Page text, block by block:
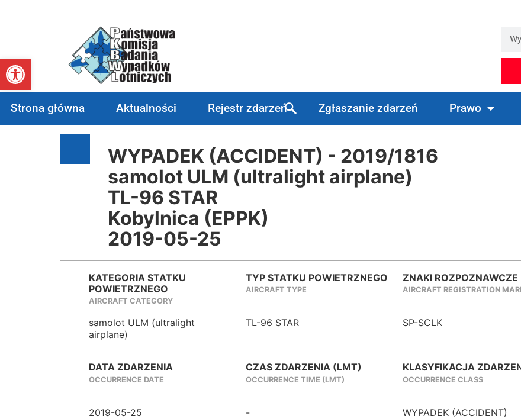
Otwórz pasek narzędzi
Strona główna Aktualności Rejestr zdarzeń Zgłaszanie zdarzeń Prawo
WYPADEK (ACCIDENT) - 2019/1816
samolot ULM (ultralight airplane)
TL-96 STAR
Kobylnica (EPPK)
2019-05-25
KATEGORIA STATKU
POWIETRZNEGO
AIRCRAFT CATEGORY
samolot ULM (ultralight
airplane)
TYP STATKU POWIETRZNEGO
AIRCRAFT TYPE
TL-96 STAR
ZNAKI ROZPOZNAWCZE
AIRCRAFT REGISTRATION
SP-SCLK
DATA ZDARZENIA
OCCURRENCE DATE
2019-05-25
CZAS ZDARZENIA (LMT)
OCCURRENCE TIME (LMT)
-
KLASYFIKACJA
OCCURRENCE CLASS
WYPADEK (ACCIDENT)